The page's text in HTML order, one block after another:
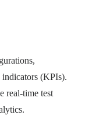
indicators (KPIs).
real-time test